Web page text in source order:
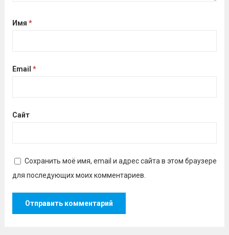
Имя *
Email *
Сайт
Сохранить моё имя, email и адрес сайта в этом браузере
для последующих моих комментариев.